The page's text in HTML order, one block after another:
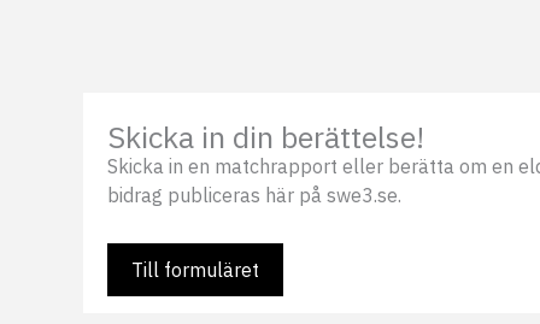
Skicka in din berättelse!
Skicka in en matchrapport eller berätta om en
bidrag publiceras här på swe3.se.
Till formuläret